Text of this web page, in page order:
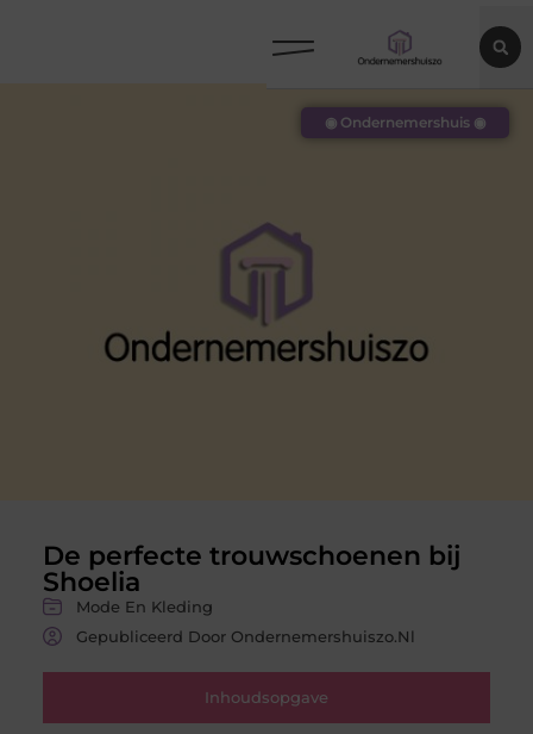
De perfecte trouwschoenen bij
Shoelia
Mode En Kleding
Gepubliceerd Door Ondernemershuiszo.nl
Inhoudsopgave
◉ Ondernemershuis ◉